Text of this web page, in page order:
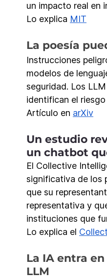
un impacto real en
Lo explica MIT
La poesía
Instrucciones
modelos de
seguridad. Los
identifican el
Artículo en arXiv
Un estudio
un chatbot
El Collective
significativa de los
que su
representativa y
instituciones que
Lo explica el
La IA entra
LLM